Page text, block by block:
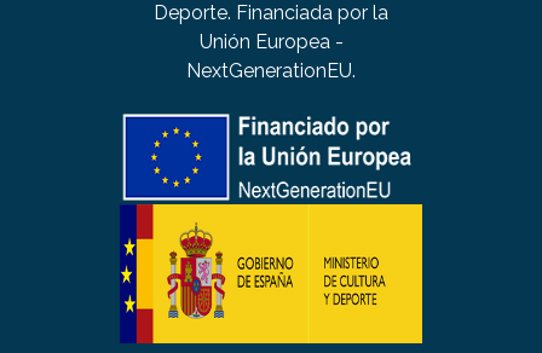
Deporte. Financiada por la
Unión Europea -
NextGenerationEU.